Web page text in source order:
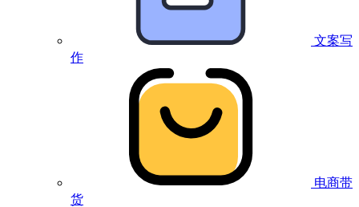
文案写
作
电商带
货